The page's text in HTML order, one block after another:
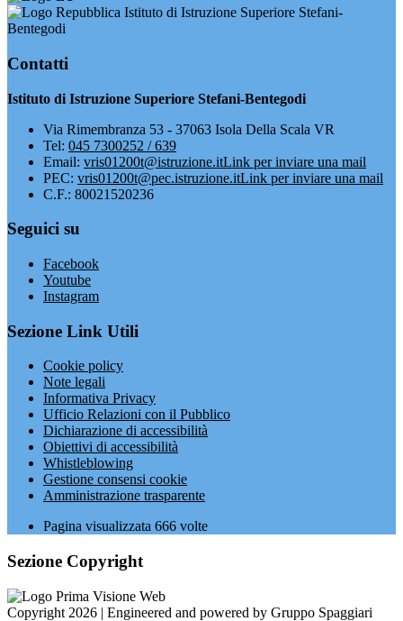
Istituto di Istruzione Superiore Stefani-
Bentegodi
Contatti
Istituto di Istruzione Superiore Stefani-Bentegodi
Via Rimembranza 53 - 37063 Isola Della Scala VR
Tel: 045 7300252 / 639
Email: vris01200t@istruzione.itLink per inviare una mail
PEC: vris01200t@pec.istruzione.itLink per inviare una mail
C.F.: 80021520236
Seguici su
Facebook
Youtube
Instagram
Sezione Link Utili
Cookie policy
Note legali
Informativa Privacy
Ufficio Relazioni con il Pubblico
Dichiarazione di accessibilità
Obiettivi di accessibilità
Whistleblowing
Gestione consensi cookie
Amministrazione trasparente
Pagina visualizzata 666 volte
Sezione Copyright
Copyright 2026 | Engineered and powered by Gruppo Spaggiari